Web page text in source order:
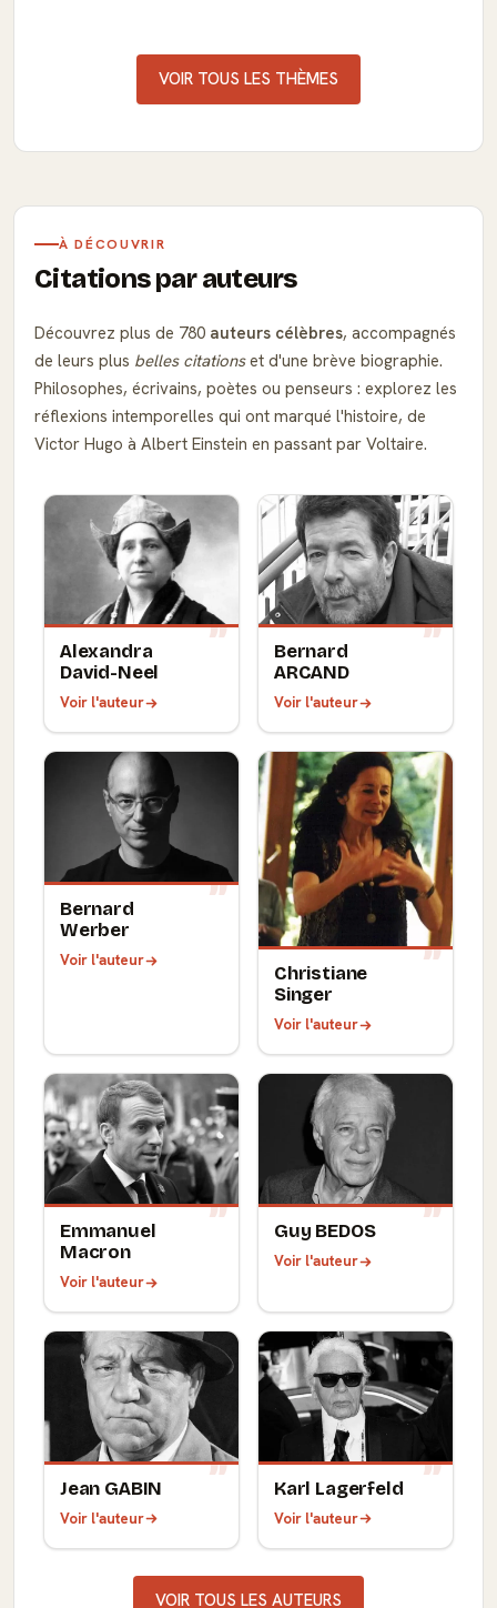
VOIR TOUS LES THÈMES
À DÉCOUVRIR
Citations par auteurs
Découvrez plus de 780 auteurs célèbres, accompagnés
de leurs plus belles citationset d'une brève biographie.
Philosophes, écrivains, poètes ou penseurs : explorez les
réflexions intemporelles qui ont marqué l'histoire, de
Victor Hugo à Albert Einstein en passant par Voltaire.
Alexandra
David-Neel
Voir l'auteur
Bernard
ARCAND
Voir l'auteur
Bernard
Werber
Voir l'auteur
Christiane
Singer
Voir l'auteur
Emmanuel
Macron
Voir l'auteur
Guy BEDOS
Voir l'auteur
Jean GABIN
Voir l'auteur
Karl Lagerfeld
Voir l'auteur
VOIR TOUS LES AUTEURS